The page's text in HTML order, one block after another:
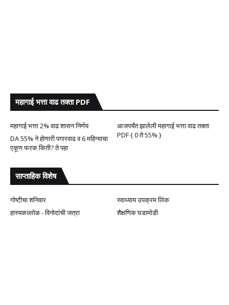
महागाई भत्ता वाढ तक्ता PDF
महागाई भत्ता 2% वाढ शासन निर्णय
आजपर्यंत झालेली महागाई भत्ता वाढ तक्ता
PDF { 0 ते 55% }
DA 55% ने होणारी पगारवाढ व 6 महिन्याचा
एकूण फरक किती? ते पहा
साप्ताहिक विशेष
गोष्टीचा शनिवार
स्वाध्याय उपक्रम लिंक
हास्यकल्लोळ - विनोदांची जत्रा
शैक्षणिक घडामोडी